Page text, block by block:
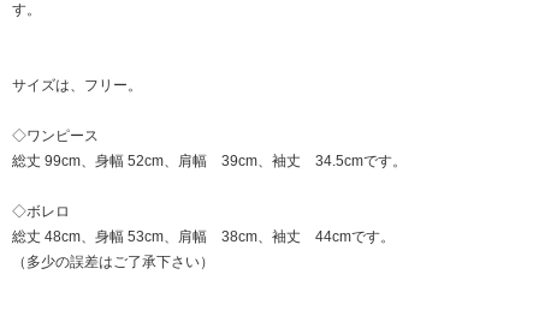
す。
サイズは、フリー。
◇ワンピース
総丈 99cm、身幅 52cm、肩幅 39cm、袖丈 34.5cmです。
◇ボレロ
総丈 48cm、身幅 53cm、肩幅 38cm、袖丈 44cmです。
（多少の誤差はご了承下さい）